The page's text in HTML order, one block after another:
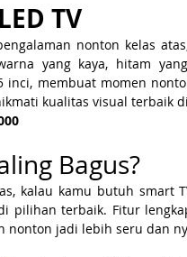
TV
nonton kelas
yang kaya, hitam
inci, membuat momen
kualitas visual terbaik
Bagus?
kalau kamu butuh smart
pilihan terbaik. Fitur
nonton jadi lebih seru dan